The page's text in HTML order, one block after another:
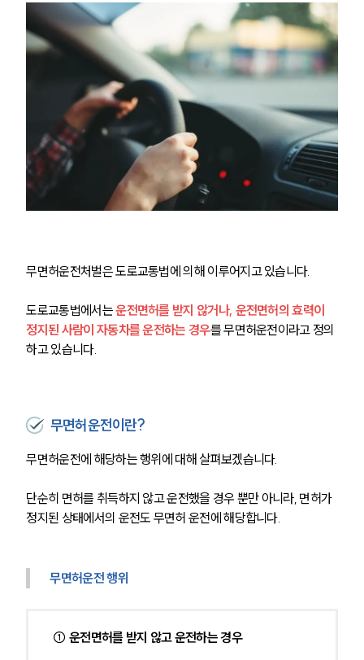
무면허운전처벌은 도로교통법에 의해 이루어지고 있습니다.
도로교통법에서는 운전면허를 받지 않거나, 운전면허의 효력이
정지된 사람이 자동차를 운전하는 경우를 무면허운전이라고 정의
하고 있습니다.
무면허운전이란?
무면허운전에 해당하는 행위에 대해 살펴보겠습니다.
단순히 면허를 취득하지 않고 운전했을 경우 뿐만 아니라, 면허가
정지된 상태에서의 운전도 무면허 운전에 해당합니다.
무면허운전 행위
① 운전면허를 받지 않고 운전하는 경우